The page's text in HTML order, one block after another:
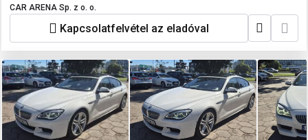
CAR ARENA Sp. z o. o.
Kapcsolatfelvétel az eladóval